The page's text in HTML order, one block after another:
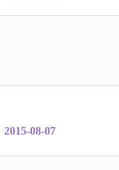
2015-08-07